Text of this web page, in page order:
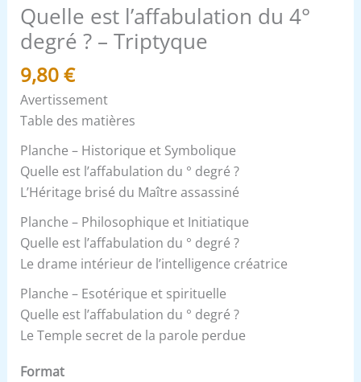
Quelle est l’affabulation du 4°
degré ? – Triptyque
9,80€
Avertissement
Table des matières
Planche – Historique et Symbolique
Quelle est l’affabulation du ° degré ?
L’Héritage brisé du Maître assassiné
Planche – Philosophique et Initiatique
Quelle est l’affabulation du ° degré ?
Le drame intérieur de l’intelligence créatrice
Planche – Esotérique et spirituelle
Quelle est l’affabulation du ° degré ?
Le Temple secret de la parole perdue
Format